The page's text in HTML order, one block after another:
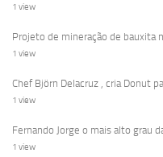
1 view
Projeto de mineração de bauxita
1 view
Chef Björn Delacruz , cria Donut
1 view
Fernando Jorge o mais alto grau
1 view